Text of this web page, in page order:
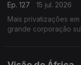
Ep. 127
15 jul. 2026
Mais privatizações
grande corporação